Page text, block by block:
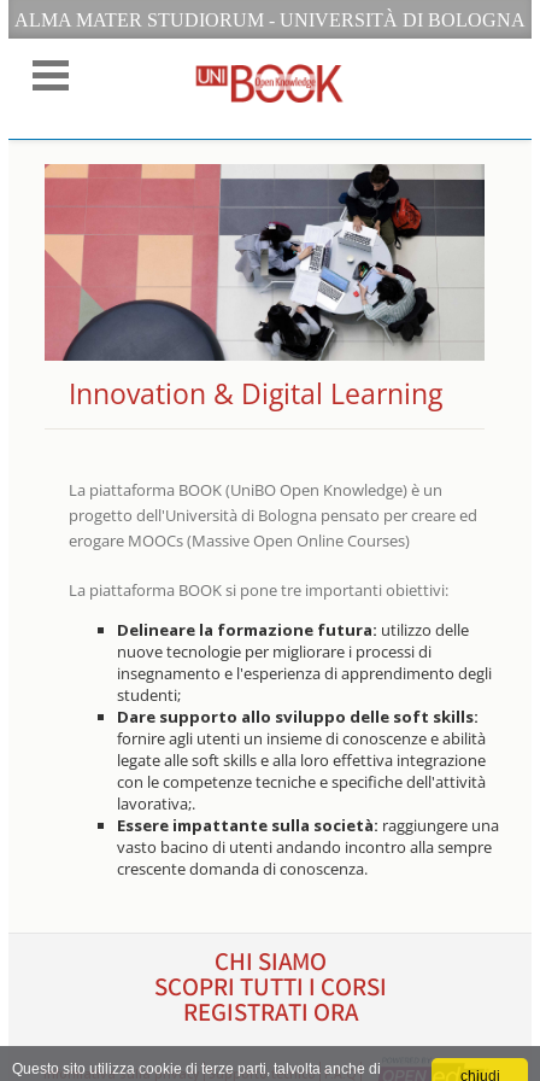
chiudi
Questo sito utilizza cookie di terze parti, talvolta anche di
ALMA MATER STUDIORUM - UNIVERSITÀ DI BOLOGNA
Innovation & Digital Learning
La piattaforma BOOK (UniBO Open Knowledge) è un
progetto dell'Università di Bologna pensato per creare ed
erogare MOOCs (Massive Open Online Courses)
La piattaforma BOOK si pone tre importanti obiettivi:
Delineare la formazione futura: utilizzo delle
nuove tecnologie per migliorare i processi di
insegnamento e l'esperienza di apprendimento degli
studenti;
Dare supporto allo sviluppo delle soft skills:
fornire agli utenti un insieme di conoscenze e abilità
legate alle soft skills e alla loro effettiva integrazione
con le competenze tecniche e specifiche dell'attività
lavorativa;.
Essere impattante sulla società: raggiungere una
vasto bacino di utenti andando incontro alla sempre
crescente domanda di conoscenza.
CHI SIAMO
SCOPRI TUTTI I CORSI
REGISTRATI ORA
Informativa sulla privacy Supporto tecnico F.A.Q